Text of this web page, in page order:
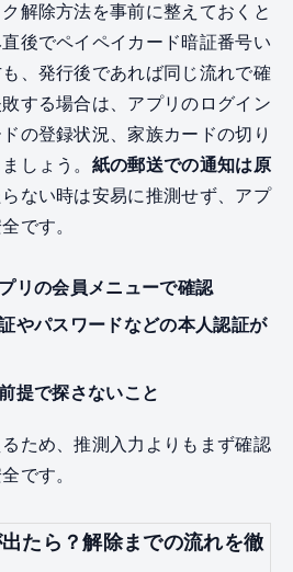
解除方法を事前に整えておくと
後でペイペイカード暗証番号い
、発行後であれば同じ流れで確
する場合は、アプリのログイン
の登録状況、家族カードの切り
しょう。 紙の郵送での通知は原
ない時は安易に推測せず、アプ
です。
リの会員メニューで確認
やパスワードなどの本人認証が
提で探さないこと
ため、推測入力よりもまず確認
です。
たら？解除までの流れを徹